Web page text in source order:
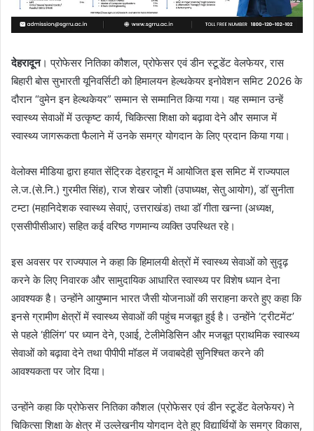
देहरादून। प्रोफेसर नितिका कौशल, प्रोफेसर एवं डीन स्टूडेंट वेलफेयर, रास
बिहारी बोस सुभारती यूनिवर्सिटी को हिमालयन हेल्थकेयर इनोवेशन समिट 2026 के
दौरान “वुमेन इन हेल्थकेयर” सम्मान से सम्मानित किया गया। यह सम्मान उन्हें
स्वास्थ्य सेवाओं में उत्कृष्ट कार्य, चिकित्सा शिक्षा को बढ़ावा देने और समाज में
स्वास्थ्य जागरूकता फैलाने में उनके समग्र योगदान के लिए प्रदान किया गया।
​वेलोक्स मीडिया द्वारा हयात सेंट्रिक देहरादून में आयोजित इस समिट में राज्यपाल
ले.ज.(से.नि.) गुरमीत सिंह), राज शेखर जोशी (उपाध्यक्ष, सेतु आयोग), डॉ सुनीता
टम्टा (महानिदेशक स्वास्थ्य सेवाएं, उत्तराखंड) तथा डॉ गीता खन्ना (अध्यक्ष,
एससीपीसीआर) सहित कई वरिष्ठ गणमान्य व्यक्ति उपस्थित रहे।
इस अवसर पर राज्यपाल ने कहा कि हिमालयी क्षेत्रों में स्वास्थ्य सेवाओं को सुदृढ़
करने के लिए निवारक और सामुदायिक आधारित स्वास्थ्य पर विशेष ध्यान देना
आवश्यक है। उन्होंने आयुष्मान भारत जैसी योजनाओं की सराहना करते हुए कहा कि
इनसे ग्रामीण क्षेत्रों में स्वास्थ्य सेवाओं की पहुंच मजबूत हुई है। उन्होंने ‘ट्रीटमेंट’
से पहले ‘हीलिंग’ पर ध्यान देने, एआई, टेलीमेडिसिन और मजबूत प्राथमिक स्वास्थ्य
सेवाओं को बढ़ावा देने तथा पीपीपी मॉडल में जवाबदेही सुनिश्चित करने की
आवश्यकता पर जोर दिया।
उन्होंने कहा कि प्रोफेसर नितिका कौशल (प्रोफेसर एवं डीन स्टूडेंट वेलफेयर) ने
चिकित्सा शिक्षा के क्षेत्र में उल्लेखनीय योगदान देते हुए विद्यार्थियों के समग्र विकास,